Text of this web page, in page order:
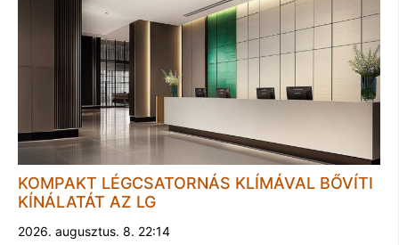
KOMPAKT LÉGCSATORNÁS KLÍMÁVAL BŐVÍTI
KÍNÁLATÁT AZ LG
2026. augusztus. 8. 22:14